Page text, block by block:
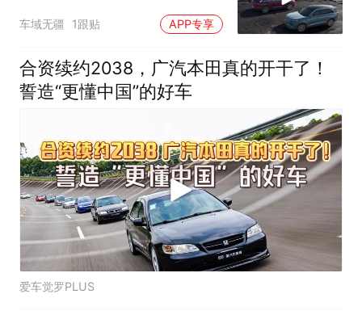
是内耗还是布局？
车域无疆 1跟贴 APP专享
合资续约2038，广汽本田真的开干了！
誓造“更懂中国”的好车
爱车觉罗PLUS